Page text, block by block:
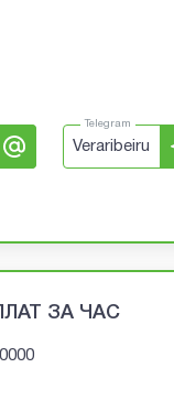
Telegram
Veraribeiru
ЗА ЧАС